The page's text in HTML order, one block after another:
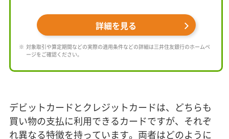
詳細を見る
対象取引や算定期間などの実際の適用条件などの詳細は三井住友銀行のホームペ
ージをご確認ください。
デビットカードとクレジットカードは、どちらも
買い物の支払に利用できるカードですが、それぞ
れ異なる特徴を持っています。両者はどのように